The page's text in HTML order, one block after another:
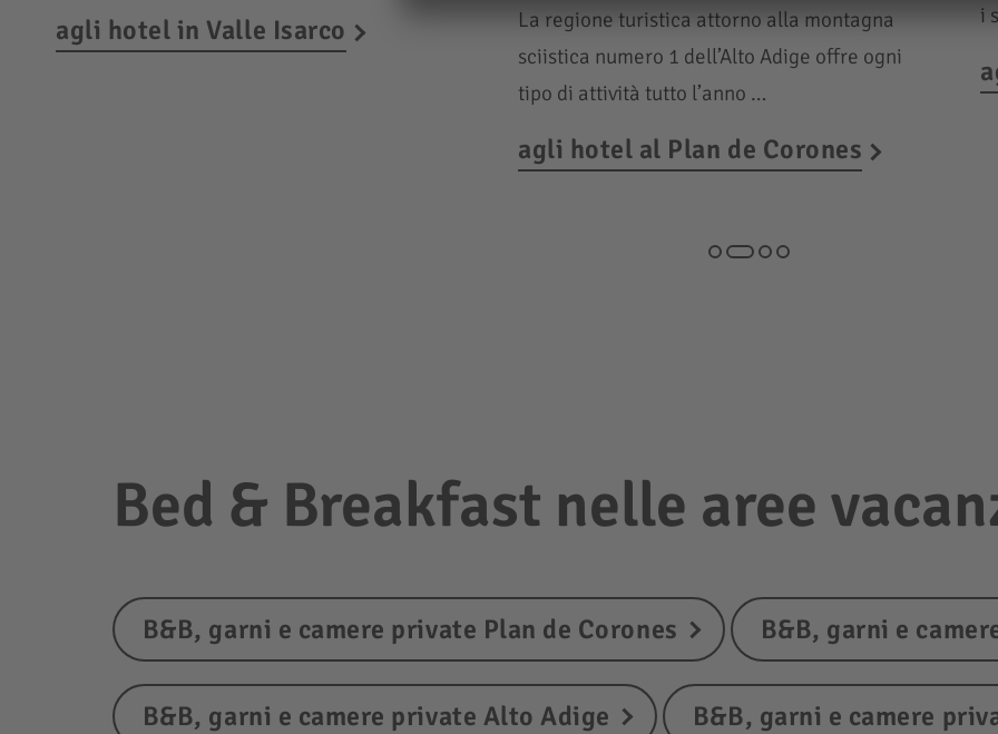
agli hotel in Valle Isarco
La regione turistica attorno alla montagna
sciistica numero 1 dell’Alto Adige offre ogni
tipo di attività tutto l’anno …
agli hotel al Plan de Corones
i
Bed & Breakfast nelle aree
B&B, garni e camere private Plan de Corones B&B, garni e
B&B, garni e camere private Alto Adige B&B, garni e camere